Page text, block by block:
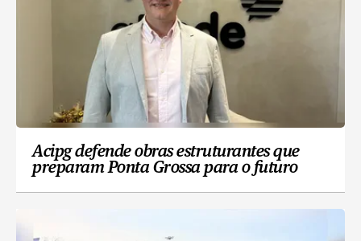
Acipg defende obras estruturantes que
preparam Ponta Grossa para o futuro